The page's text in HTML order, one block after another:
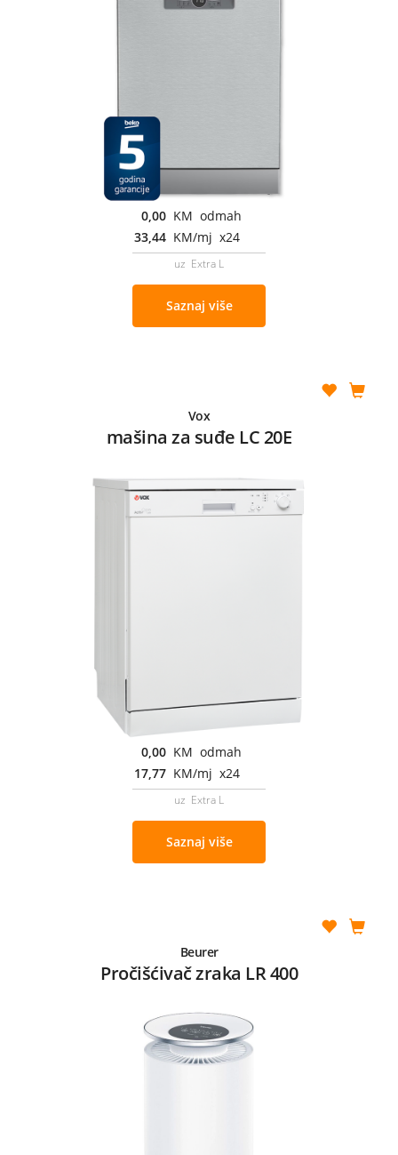
0,00 KM odmah
33,44 KM/mj x24
uz Extra L
Saznaj više
Vox
mašina za suđe LC 20E
0,00 KM odmah
17,77 KM/mj x24
uz Extra L
Saznaj više
Beurer
Pročišćivač zraka LR 400